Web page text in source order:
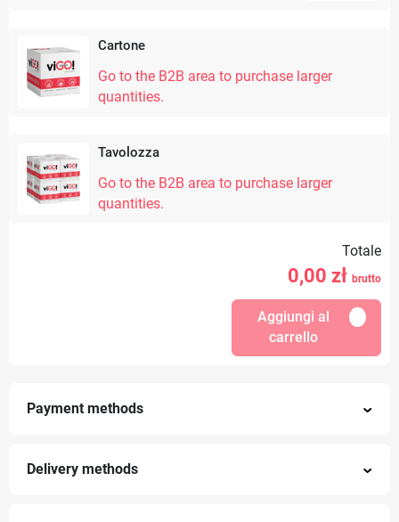
Cartone
Go to the B2B area to purchase larger
quantities.
Tavolozza
Go to the B2B area to purchase larger
quantities.
Totale
0,00 zł brutto
Aggiungi al
carrello
Payment methods
Delivery methods